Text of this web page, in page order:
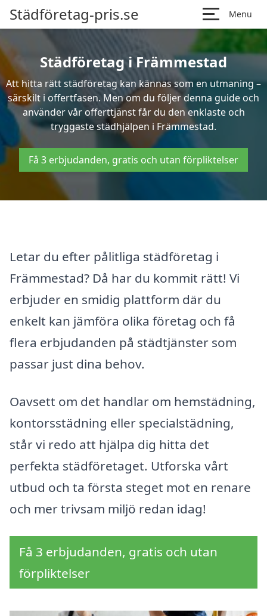
Städföretag-pris.se Menu
Städföretag i Främmestad
Att hitta rätt städföretag kan kännas som en utmaning –
särskilt i offertfasen. Men om du följer denna guide och
använder vår offerttjänst får du den enklaste och
tryggaste städhjälpen i Främmestad.
Få 3 erbjudanden, gratis och utan förpliktelser
Letar du efter pålitliga städföretag i
Främmestad? Då har du kommit rätt! Vi
erbjuder en smidig plattform där du
enkelt kan jämföra olika företag och få
flera erbjudanden på städtjänster som
passar just dina behov.
Oavsett om det handlar om hemstädning,
kontorsstädning eller specialstädning,
står vi redo att hjälpa dig hitta det
perfekta städföretaget. Utforska vårt
utbud och ta första steget mot en renare
och mer trivsam miljö redan idag!
Få 3 erbjudanden, gratis och utan
förpliktelser